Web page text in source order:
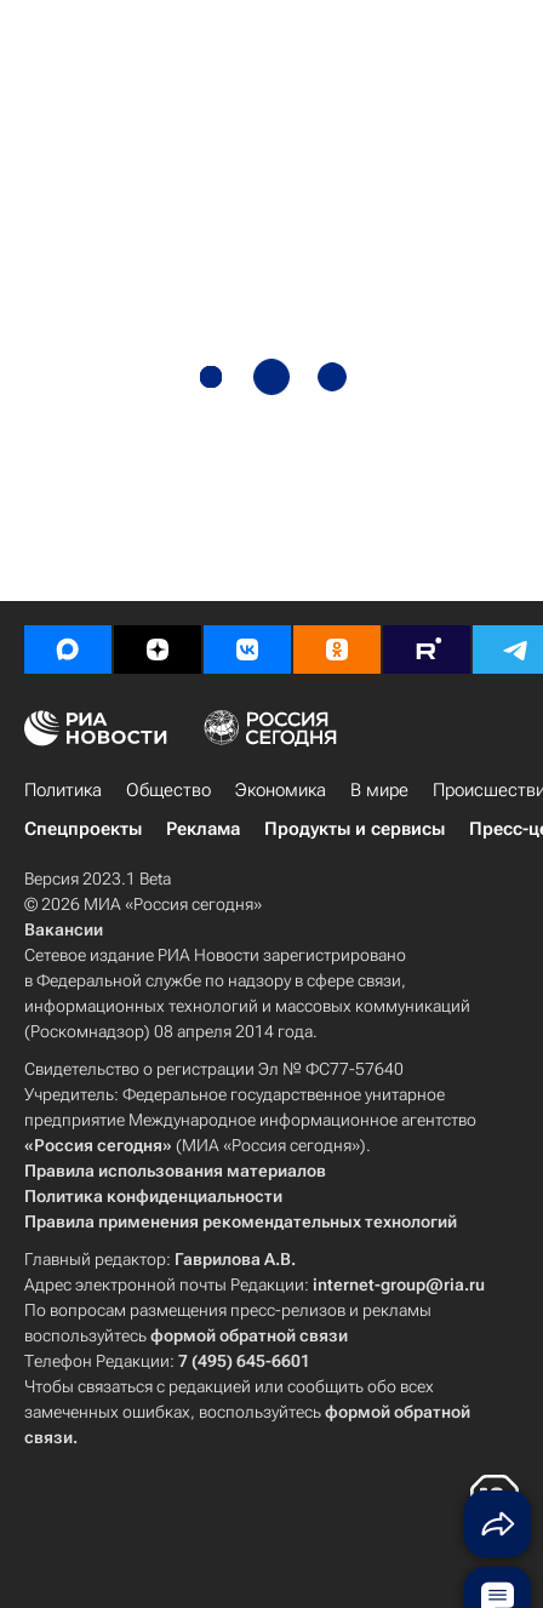
Политика Общество Экономика В мире
Спецпроекты
Реклама Продукты и сервисы Пресс-
Версия 2023.1 Beta
© 2026 МИА «Россия сегодня»
Вакансии
Сетевое издание РИА Новости зарегистрировано
в Федеральной службе по надзору в сфере связи,
информационных технологий и массовых коммуникаций
(Роскомнадзор) 08 апреля 2014 года.
Свидетельство о регистрации Эл № ФС77-57640
Учредитель: Федеральное государственное унитарное
предприятие Международное информационное агентство
«Россия сегодня» (МИА «Россия сегодня»).
Правила использования материалов
Политика конфиденциальности
Правила применения рекомендательных технологий
Главный редактор: Гаврилова А.В.
Адрес электронной почты Редакции: internet-group@ria.ru
По вопросам размещения пресс-релизов и рекламы
воспользуйтесьформой обратной связи
Телефон Редакции: 7 (495) 645-6601
Чтобы связаться с редакцией или сообщить обо всех
замеченных ошибках, воспользуйтесьформой обратной
связи.